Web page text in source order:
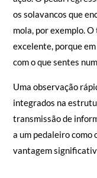
os solavancos que
mola, por exemplo.
excelente, porque
com o que sentes
Uma observação
integrados na
transmissão de
a um pedaleiro como
vantagem